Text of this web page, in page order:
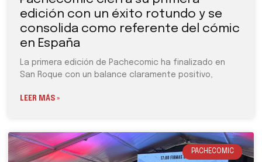
edición con un éxito rotundo y se
consolida como referente del cómic
en España
La primera edición de Pachecomic ha finalizado en
San Roque con un balance claramente positivo,
LEER MÁS »
PACHECOMIC